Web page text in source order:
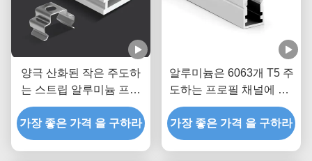
양극 산화된 작은 주도하
는 스트립 알루미늄 프로
필 압출 채널
가장 좋은 가격 을 구하라
알루미늄은 6063개 T5 주
도하는 프로필 채널에 PC
디퓨저 커버를 섞습니다
가장 좋은 가격 을 구하라